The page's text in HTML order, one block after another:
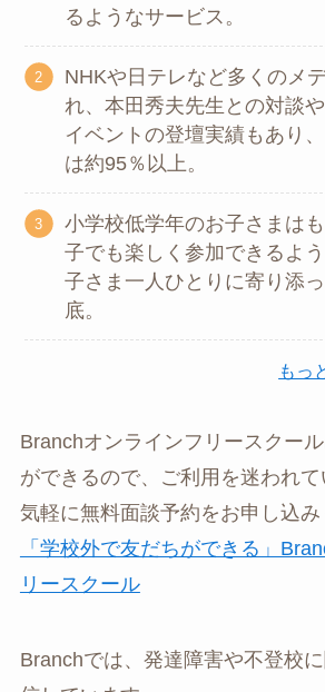
るようなサービス。
NHKや日テレなど多くのメ
れ、本田秀夫先生との対談
イベントの登壇実績もあり
は約95％以上。
小学校低学年のお子さまは
子でも楽しく参加できるよ
子さま一人ひとりに寄り添
底。
もっ
Branchオンラインフリースクー
ができるので、ご利用を迷われ
気軽に無料面談予約をお申し込み
「学校外で友だちができる」
リースクール
Branchでは、発達障害や不登校